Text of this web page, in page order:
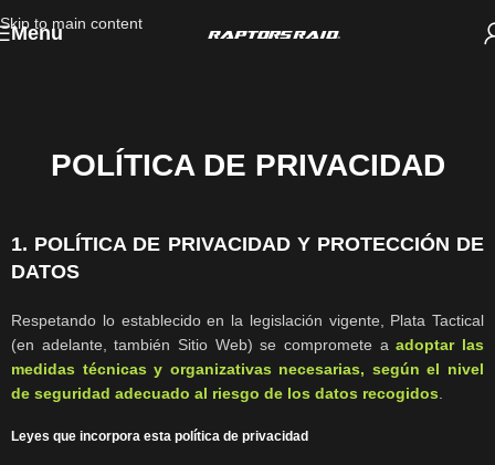
Skip to main content
Menu
POLÍTICA DE PRIVACIDAD
1. POLÍTICA DE PRIVACIDAD Y PROTECCIÓN DE
DATOS
Respetando lo establecido en la legislación vigente, Plata Tactical
(en adelante, también Sitio Web) se compromete aadoptar las
medidas técnicas y organizativas necesarias, según el nivel
de seguridad adecuado al riesgo de los datos recogidos
Leyes que incorpora esta política de privacidad